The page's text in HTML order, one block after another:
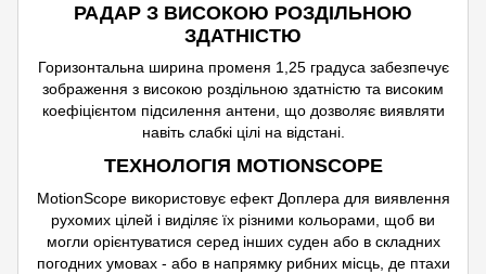
РАДАР З ВИСОКОЮ РОЗДІЛЬНОЮ
ЗДАТНІСТЮ
Горизонтальна ширина променя 1,25градуса забезпечує
зображення з високою роздільною здатністю та високим
коефіцієнтом підсилення антени, що дозволяє виявляти
навіть слабкі цілі на відстані.
ТЕХНОЛОГІЯ MOTIONSCOPE
MotionScope використовує ефект Доплера для виявлення
рухомих цілей і виділяє їх різними кольорами, щоб ви
могли орієнтуватися серед інших суден або в складних
погодних умовах - або в напрямку рибних місць, де птахи